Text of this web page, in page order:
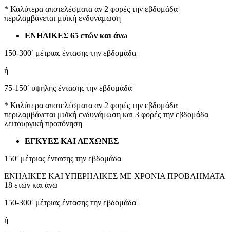
* Καλύτερα αποτελέσματα αν 2 φορές την εβδομάδα
περιλαμβάνεται μυϊκή ενδυνάμωση
ΕΝΗΛΙΚΕΣ 65 ετών και άνω
150-300′ μέτριας έντασης την εβδομάδα
ή
75-150′ υψηλής έντασης την εβδομάδα
* Καλύτερα αποτελέσματα αν 2 φορές την εβδομάδα
περιλαμβάνεται μυϊκή ενδυνάμωση και 3 φορές την εβδομάδα
λειτουργική προπόνηση
ΕΓΚΥΕΣ ΚΑΙ ΛΕΧΩΝΕΣ
150′ μέτριας έντασης την εβδομάδα
ΕΝΗΛΙΚΕΣ ΚΑΙ ΥΠΕΡΗΛΙΚΕΣ ΜΕ ΧΡΟΝΙΑ ΠΡΟΒΛΗΜΑΤΑ
18 ετών και άνω
150-300′ μέτριας έντασης την εβδομάδα
ή